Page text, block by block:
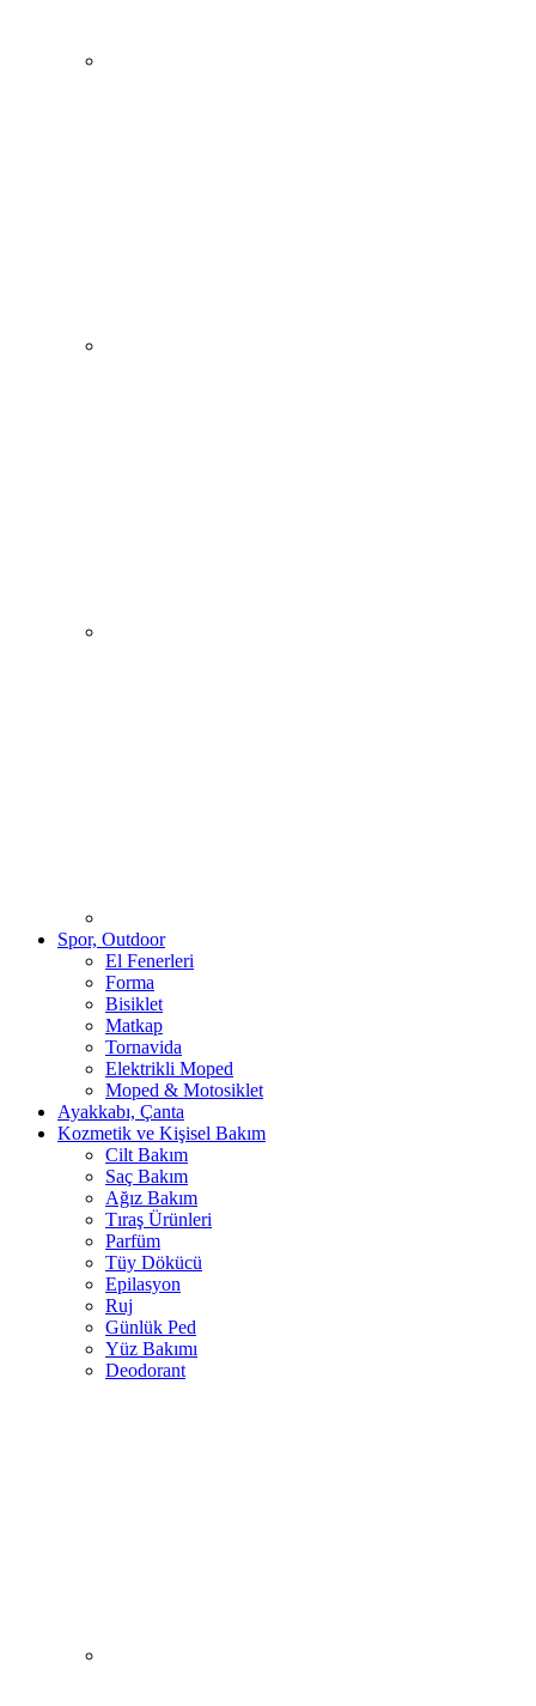
Spor, Outdoor
El Fenerleri
Forma
Bisiklet
Matkap
Tornavida
Elektrikli Moped
Moped & Motosiklet
Ayakkabı, Çanta
Kozmetik ve Kişisel Bakım
Cilt Bakım
Saç Bakım
Ağız Bakım
Tıraş Ürünleri
Parfüm
Tüy Dökücü
Epilasyon
Ruj
Günlük Ped
Yüz Bakımı
Deodorant